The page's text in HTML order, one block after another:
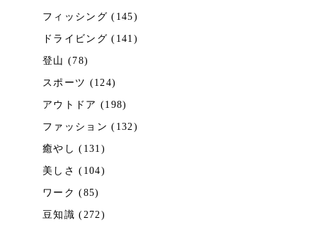
フィッシング (145)
ドライビング (141)
登山 (78)
スポーツ (124)
アウトドア (198)
ファッション (132)
癒やし (131)
美しさ (104)
ワーク (85)
豆知識 (272)